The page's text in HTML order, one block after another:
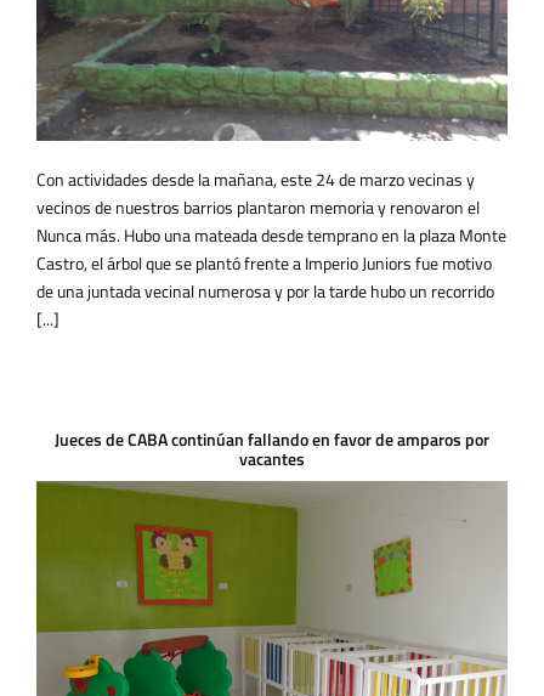
Con actividades desde la mañana, este 24 de marzo vecinas y
vecinos de nuestros barrios plantaron memoria y renovaron el
Nunca más. Hubo una mateada desde temprano en la plaza Monte
Castro, el árbol que se plantó frente a Imperio Juniors fue motivo
de una juntada vecinal numerosa y por la tarde hubo un recorrido
[...]
Jueces de CABA continúan fallando en favor de amparos por
vacantes